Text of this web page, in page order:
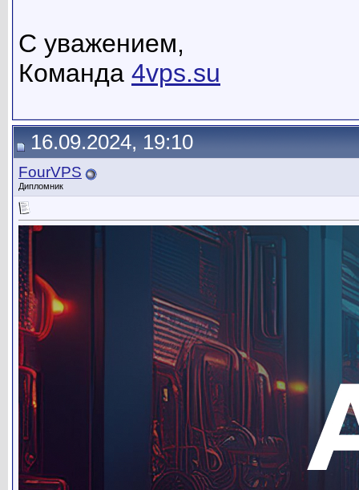
С уважением,
Команда 4vps.su
16.09.2024, 19:10
FourVPS
Дипломник